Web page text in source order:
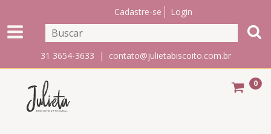
Cadastre-se Login
31 3654-3633 | contato@julietabiscoito.com.br
0